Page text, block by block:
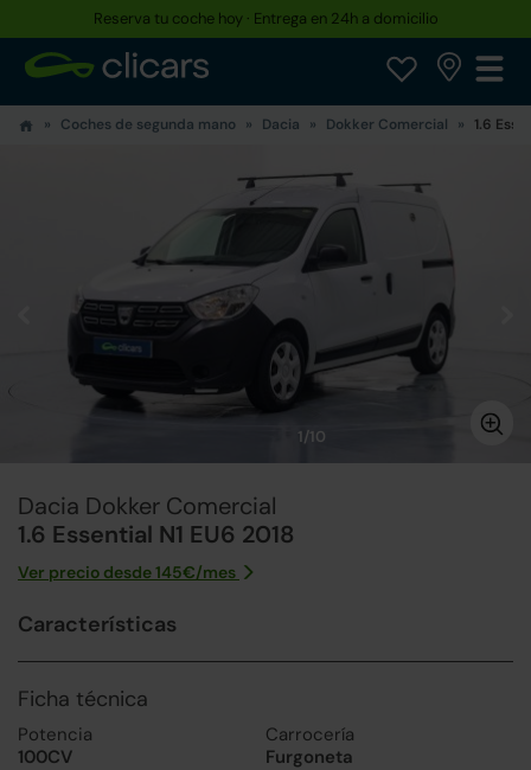
Reserva tu coche hoy · Entrega en 24h a domicilio
Coches de segunda mano Dacia Dokker Comercial 1.6
1/10
Dacia Dokker Comercial
1.6 Essential N1 EU6 2018
Ver precio desde145€/mes
Características
Ficha técnica
Potencia
100CV
Carrocería
Furgoneta